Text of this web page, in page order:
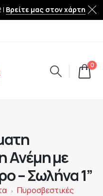
| Βρείτε μας στον χάρτη
0
Ανέμη με
– Σωλήνα 1”
> Πυροσβεστικές